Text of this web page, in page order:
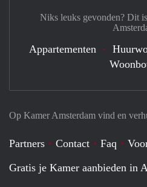
Op Kamer Amsterdam vind en
Partners Contact Faq
Gratis je Kamer aanbieden in
Niks leuks gevonden? Dit
Appartementen